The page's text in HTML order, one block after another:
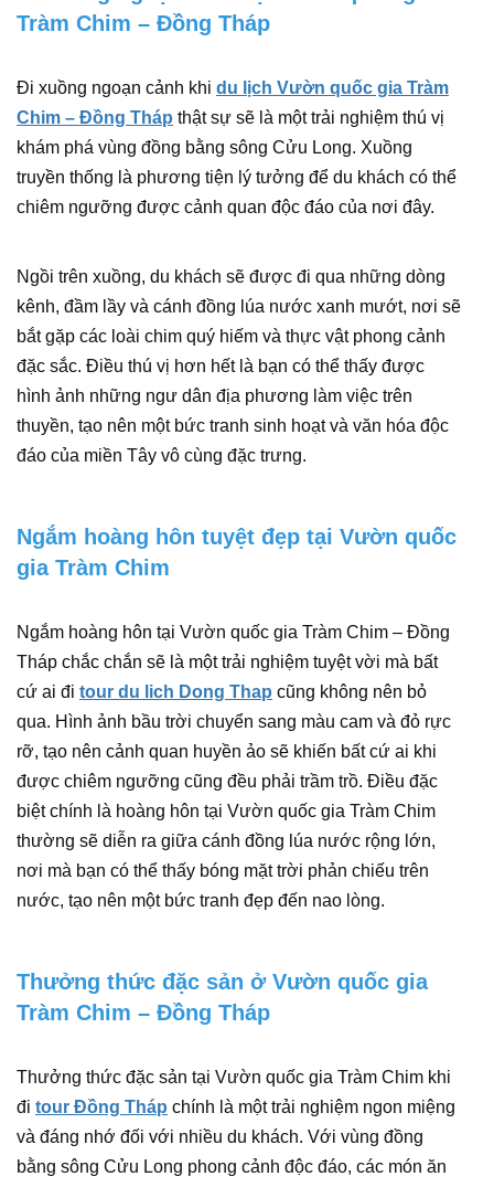
Tràm Chim – Đồng Tháp
Đi xuồng ngoạn cảnh khi du lịch Vườn quốc gia Tràm
Chim – Đồng Tháp thật sự sẽ là một trải nghiệm thú vị
khám phá vùng đồng bằng sông Cửu Long. Xuồng
truyền thống là phương tiện lý tưởng để du khách có thể
chiêm ngưỡng được cảnh quan độc đáo của nơi đây.
Ngồi trên xuồng, du khách sẽ được đi qua những dòng
kênh, đầm lầy và cánh đồng lúa nước xanh mướt, nơi sẽ
bắt gặp các loài chim quý hiếm và thực vật phong cảnh
đặc sắc. Điều thú vị hơn hết là bạn có thể thấy được
hình ảnh những ngư dân địa phương làm việc trên
thuyền, tạo nên một bức tranh sinh hoạt và văn hóa độc
đáo của miền Tây vô cùng đặc trưng.
Ngắm hoàng hôn tuyệt đẹp tại Vườn quốc
gia Tràm Chim
Ngắm hoàng hôn tại Vườn quốc gia Tràm Chim – Đồng
Tháp chắc chắn sẽ là một trải nghiệm tuyệt vời mà bất
cứ ai đi tour du lich Dong Thap cũng không nên bỏ
qua. Hình ảnh bầu trời chuyển sang màu cam và đỏ rực
rỡ, tạo nên cảnh quan huyền ảo sẽ khiến bất cứ ai khi
được chiêm ngưỡng cũng đều phải trầm trồ. Điều đặc
biệt chính là hoàng hôn tại Vườn quốc gia Tràm Chim
thường sẽ diễn ra giữa cánh đồng lúa nước rộng lớn,
nơi mà bạn có thể thấy bóng mặt trời phản chiếu trên
nước, tạo nên một bức tranh đẹp đến nao lòng.
Thưởng thức đặc sản ở Vườn quốc gia
Tràm Chim – Đồng Tháp
Thưởng thức đặc sản tại Vườn quốc gia Tràm Chim khi
đi tour Đồng Tháp chính là một trải nghiệm ngon miệng
và đáng nhớ đối với nhiều du khách. Với vùng đồng
bằng sông Cửu Long phong cảnh độc đáo, các món ăn